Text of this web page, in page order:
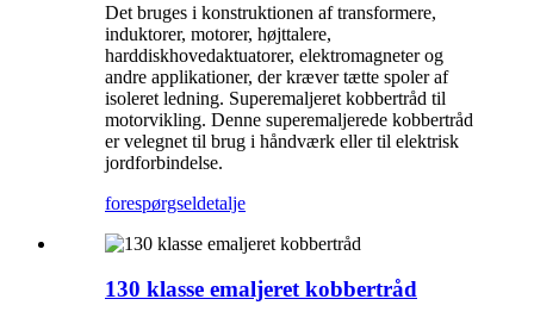
Det bruges i konstruktionen af ​​transformere,
induktorer, motorer, højttalere,
harddiskhovedaktuatorer, elektromagneter og
andre applikationer, der kræver tætte spoler af
isoleret ledning. Superemaljeret kobbertråd til
motorvikling. Denne superemaljerede kobbertråd
er velegnet til brug i håndværk eller til elektrisk
jordforbindelse.
forespørgseldetalje
130 klasse emaljeret kobbertråd